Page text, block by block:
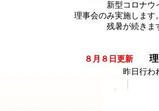
新型コロナウ
理事会のみ実施します
残暑が続きま
８月８日更新
昨日行わ